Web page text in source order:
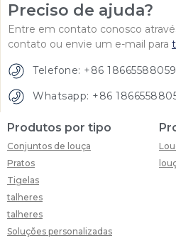
Preciso de ajuda?
Entre em contato conosco
contato ou envie um e-mail para
Telefone: +86 18665588059
Whatsapp: +86
Produtos por tipo
Conjuntos de louça
Pratos
Tigelas
talheres
talheres
Soluções personalizadas